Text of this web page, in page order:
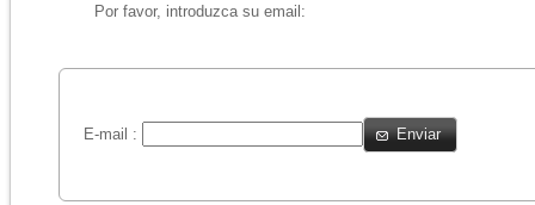
Por favor, introduzca su email:
E-mail : Enviar